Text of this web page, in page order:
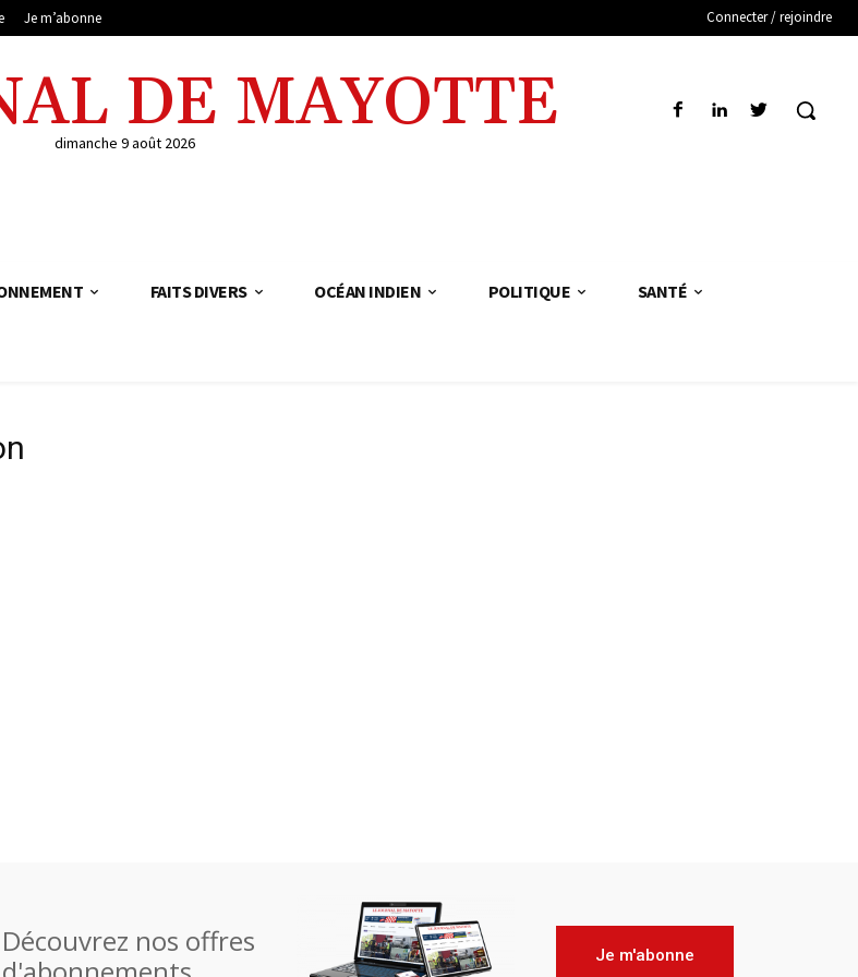
Je m’abonne Connecter / rejoindre
DE MAYOTTE
dimanche 9 août 2026
FAITS DIVERS OCÉAN INDIEN POLITIQUE SANTÉ
Découvrez nos offres
Je m'abonne